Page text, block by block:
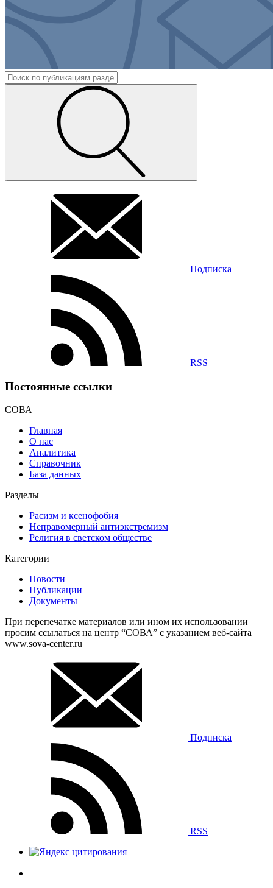
Подписка
RSS
Постоянные ссылки
СОВА
Главная
О нас
Аналитика
Справочник
База данных
Разделы
Расизм и ксенофобия
Неправомерный антиэкстремизм
Религия в светском обществе
Категории
Новости
Публикации
Документы
При перепечатке материалов или ином их использовании
просим ссылаться на центр “СОВА” с указанием веб-сайта
www.sova-center.ru
Подписка
RSS